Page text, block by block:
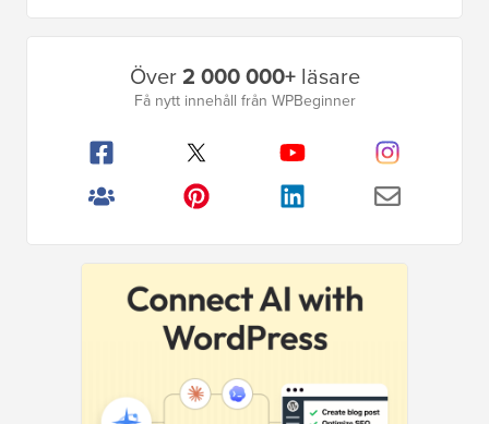
Över2 000 000+läsare
Få nytt innehåll från WPBeginner